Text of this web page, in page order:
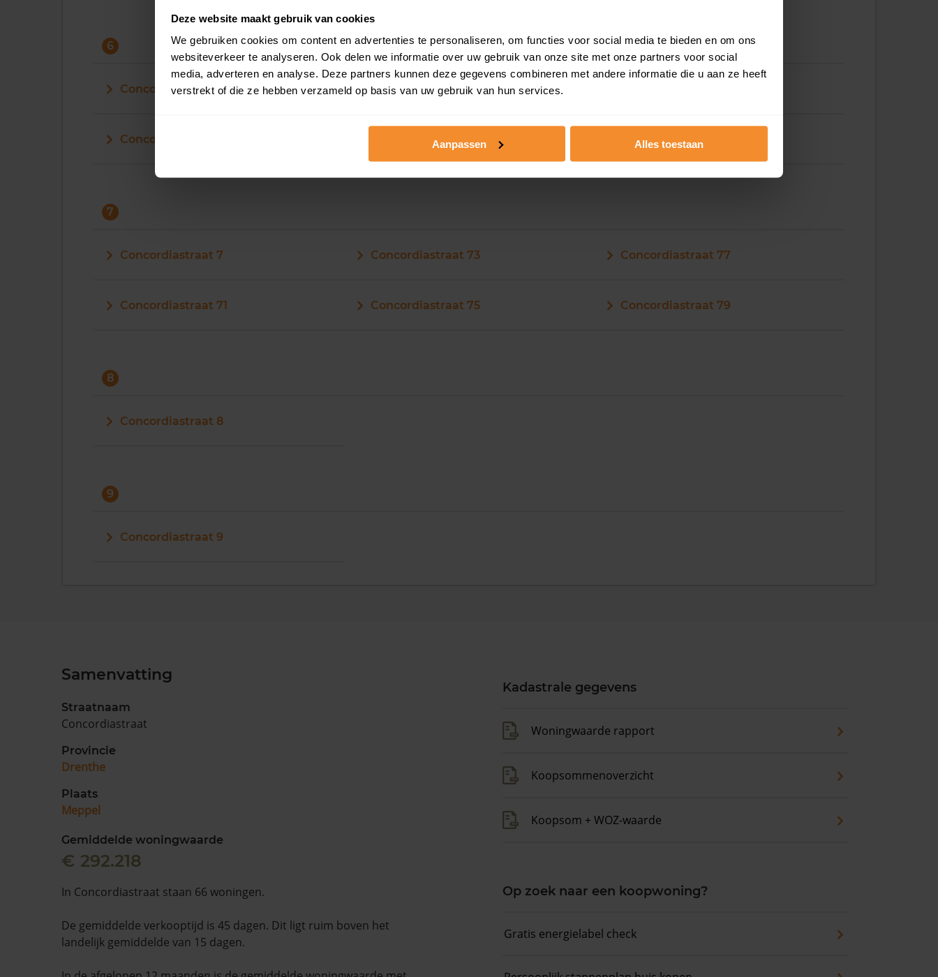
Deze website maakt gebruik van cookies
We gebruiken cookies om content en advertenties te personaliseren, om functies voor social media te bieden en om ons
websiteverkeer te analyseren. Ook delen we informatie over uw gebruik van onze site met onze partners voor social
media, adverteren en analyse. Deze partners kunnen deze gegevens combineren met andere informatie die u aan ze heeft
verstrekt of die ze hebben verzameld op basis van uw gebruik van hun services.
Aanpassen Alles toestaan
6
Concordiastraat 6
Concordiastraat 61
Concordiastraat 63
Concordiastraat 65 Concordiastraat 69
7
Concordiastraat 7
Concordiastraat 71
Concordiastraat 73
Concordiastraat 75
Concordiastraat 77
Concordiastraat 79
8
Concordiastraat 8
9
Concordiastraat 9
Samenvatting
Straatnaam
Concordiastraat
Provincie
Drenthe
Plaats
Meppel
Gemiddelde woningwaarde
€ 292.218
In Concordiastraat staan 66 woningen.
De gemiddelde verkooptijd is 45 dagen. Dit ligt ruim boven het
landelijk gemiddelde van 15 dagen.
Kadastrale gegevens
Woningwaarde rapport
Koopsommenoverzicht
Koopsom + WOZ-waarde
Op zoek naar een koopwoning?
Gratis energielabel check